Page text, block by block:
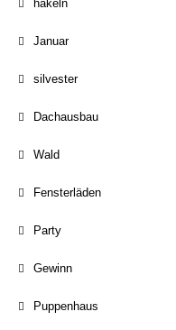
häkeln
Januar
silvester
Dachausbau
Wald
Fensterläden
Party
Gewinn
Puppenhaus